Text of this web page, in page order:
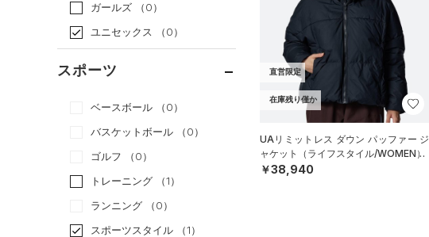
ガールズ
（0）
ユニセックス
（0）
スポーツ
ベースボール
（0）
バスケットボール
（0）
ゴルフ
（0）
トレーニング
（1）
ランニング
（0）
スポーツスタイル
（1）
直営限定
在庫残り僅か
UAリミットレス ダウン パッファー ジ
ャケット（ライフスタイル/WOMEN）
￥38,940